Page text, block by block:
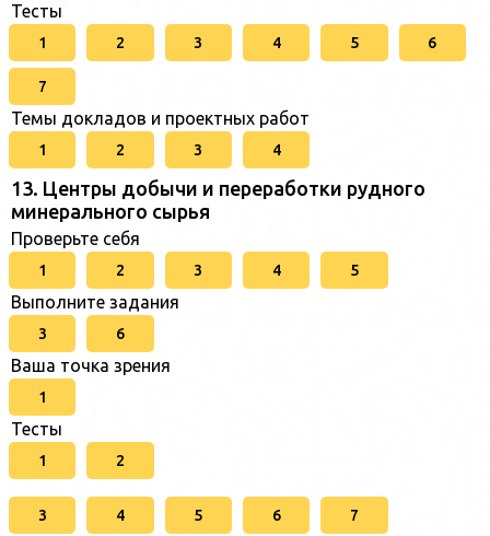
Тесты
1 2 3 4 5 6
7
Темы докладов и проектных работ
1 2 3 4
13. Центры добычи и переработки рудного
минерального сырья
Проверьте себя
1 2 3 4 5
Выполните задания
3 6
Ваша точка зрения
1
Тесты
1 2
3 4 5 6 7